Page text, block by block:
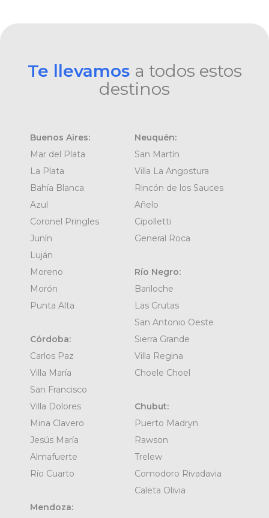
Te llevamos a todos estos
destinos
Buenos Aires:
Mar del Plata
La Plata
Bahía Blanca
Azul
Coronel Pringles
Junín
Luján
Moreno
Morón
Punta Alta
Córdoba:
Carlos Paz
Villa María
San Francisco
Villa Dolores
Mina Clavero
Jesús María
Almafuerte
Río Cuarto
Mendoza:
Neuquén:
San Martín
Villa La Angostura
Rincón de los Sauces
Añelo
Cipolletti
General Roca
Río Negro:
Bariloche
Las Grutas
San Antonio Oeste
Sierra Grande
Villa Regina
Choele Choel
Chubut:
Puerto Madryn
Rawson
Trelew
Comodoro Rivadavia
Caleta Olivia